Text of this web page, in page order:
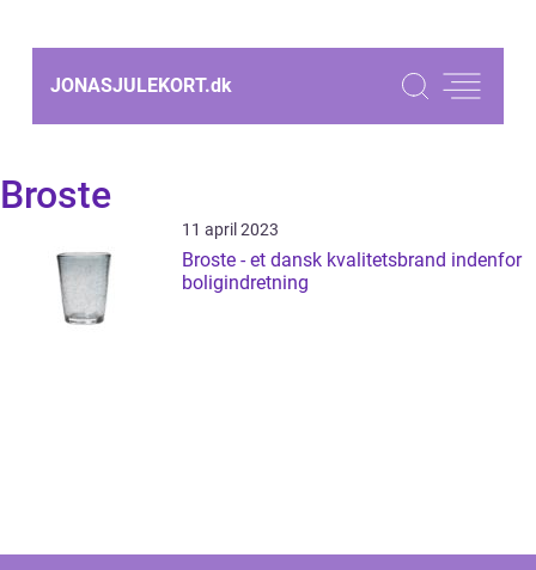
JONASJULEKORT.dk
Broste
11 april 2023
Broste - et dansk kvalitetsbrand indenfor
boligindretning